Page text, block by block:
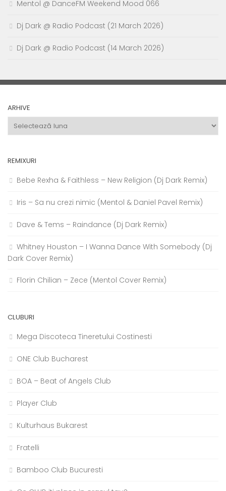
Mentol @ DanceFM Weekend Mood 066
Dj Dark @ Radio Podcast (21 March 2026)
Dj Dark @ Radio Podcast (14 March 2026)
ARHIVE
Arhive
REMIXURI
Bebe Rexha & Faithless – New Religion (Dj Dark Remix)
Iris – Sa nu crezi nimic (Mentol & Daniel Pavel Remix)
Dave & Tems – Raindance (Dj Dark Remix)
Whitney Houston – I Wanna Dance With Somebody (Dj
Dark Cover Remix)
Florin Chilian – Zece (Mentol Cover Remix)
CLUBURI
Mega Discoteca Tineretului Costinesti
ONE Club Bucharest
BOA – Beat of Angels Club
Player Club
Kulturhaus Bukarest
Fratelli
Bamboo Club Bucuresti